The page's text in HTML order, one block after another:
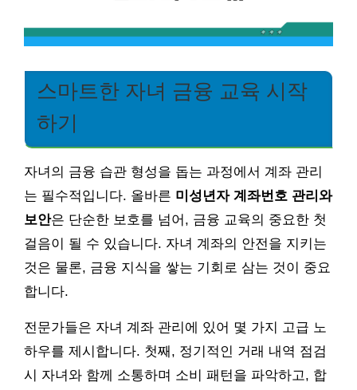
스마트한 자녀 금융 교육 시작
하기
자녀의 금융 습관 형성을 돕는 과정에서 계좌 관리
는 필수적입니다. 올바른 미성년자 계좌번호 관리와
보안은 단순한 보호를 넘어, 금융 교육의 중요한 첫
걸음이 될 수 있습니다. 자녀 계좌의 안전을 지키는
것은 물론, 금융 지식을 쌓는 기회로 삼는 것이 중요
합니다.
전문가들은 자녀 계좌 관리에 있어 몇 가지 고급 노
하우를 제시합니다. 첫째, 정기적인 거래 내역 점검
시 자녀와 함께 소통하며 소비 패턴을 파악하고, 합